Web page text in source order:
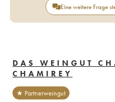
Eine weitere Frage
DAS WEINGUT
CHAMIREY
★ Partnerweingut